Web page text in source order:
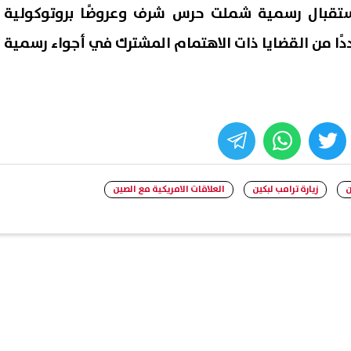
رسمية شملت حرس شرف وعروضًا بروتوكولية
من القضايا ذات الاهتمام المشترك في أجواء رسمية
twitter
whats
زيارة ترامب لبكين العلاقات الامريكية مع الصين
قصة طلاق.. نقيب المأذونين
«البلطجية والحرامية